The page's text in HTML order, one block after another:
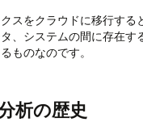
スをクラウドに移行する
、システムの間に存在
ものなのです。
析の歴史